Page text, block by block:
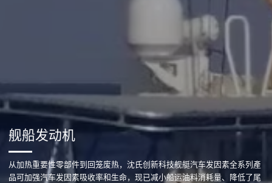
舰船发动机
从加热重要性零部件到回笼废热，沈氏创新科技舰艇汽车发因素全系列產
品可加强汽车发因素吸收率和生命，现已减小船运油料消耗量、降低了尾